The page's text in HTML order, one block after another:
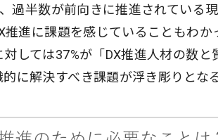
過半数が前向きに推進されている
推進に課題を感じていることもわか
しては37%が「DX推進人材の数と
に解決すべき課題が浮き彫りとな